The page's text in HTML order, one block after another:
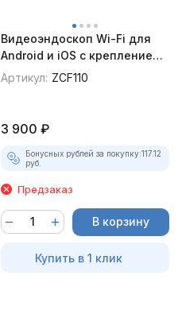
Видеоэндоскоп Wi-Fi для
Android и iOS с креплением
для смартфона
Артикул: ZCF110
3 900 ₽
Бонусных рублей за покупку:117.12
руб.
Предзаказ
В корзину
Купить в 1 клик